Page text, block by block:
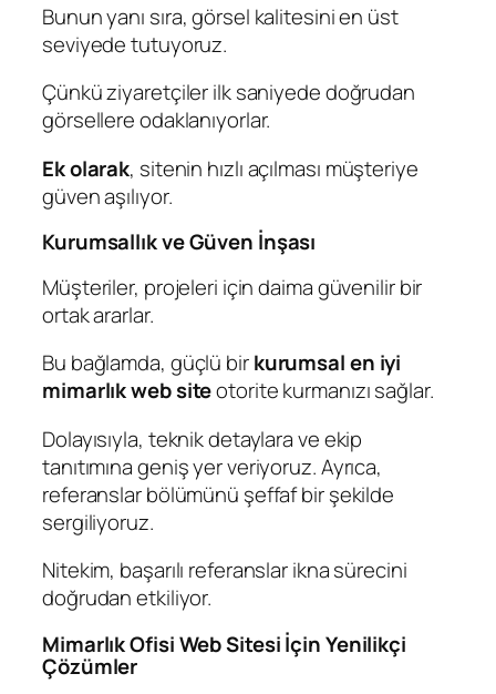
Bunun yanı sıra, görsel kalitesini en üst
seviyede tutuyoruz.
Çünkü ziyaretçiler ilk saniyede doğrudan
görsellere odaklanıyorlar.
Ek olarak, sitenin hızlı açılması müşteriye
güven aşılıyor.
Kurumsallık ve Güven İnşası
Müşteriler, projeleri için daima güvenilir bir
ortak ararlar.
Bu bağlamda, güçlü birkurumsal en iyi
mimarlık web siteotorite kurmanızı sağlar.
Dolayısıyla, teknik detaylara ve ekip
tanıtımına geniş yer veriyoruz. Ayrıca,
referanslar bölümünü şeffaf bir şekilde
sergiliyoruz.
Nitekim, başarılı referanslar ikna sürecini
doğrudan etkiliyor.
Mimarlık Ofisi Web Sitesi İçin Yenilikçi
Çözümler